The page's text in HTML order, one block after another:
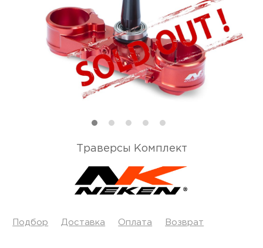
Траверсы Комплект
Подбор Доставка Оплата Возврат